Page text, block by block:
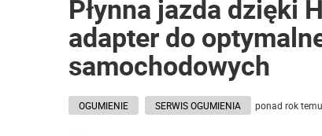
Płynna jazda dzięki
adapter do
samochodowych
OGUMIENIE SERWIS OGUMIENIA ponad rok